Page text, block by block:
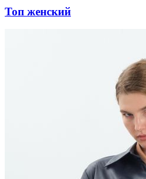
Топ женский